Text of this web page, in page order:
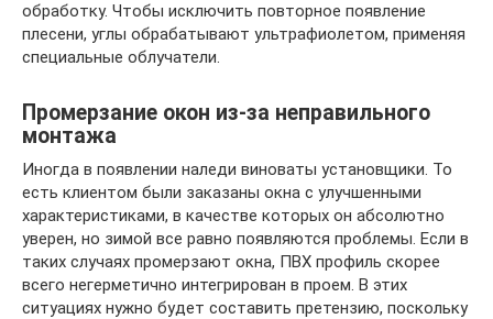
обработку. Чтобы исключить повторное появление
плесени, углы обрабатывают ультрафиолетом, применяя
специальные облучатели.
Промерзание окон из-за неправильного
монтажа
Иногда в появлении наледи виноваты установщики. То
есть клиентом были заказаны окна с улучшенными
характеристиками, в качестве которых он абсолютно
уверен, но зимой все равно появляются проблемы. Если в
таких случаях промерзают окна, ПВХ профиль скорее
всего негерметично интегрирован в проем. В этих
ситуациях нужно будет составить претензию, поскольку